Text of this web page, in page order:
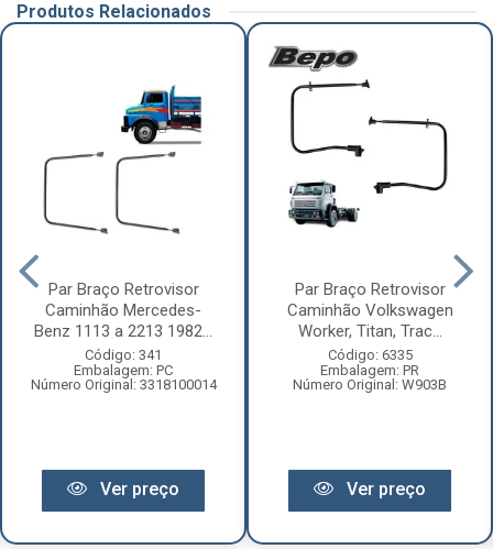
Produtos Relacionados
Par Braço Retrovisor
Caminhão Mercedes-
Benz 1113 a 2213 1982...
Código: 341
Embalagem: PC
Número Original: 3318100014
Ver preço
Par Braço Retrovisor
Caminhão Volkswagen
Worker, Titan, Trac...
Código: 6335
Embalagem: PR
Número Original: W903B
Ver preço